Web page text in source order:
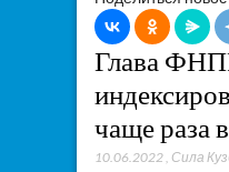
Глава
чаще раза
10.06.2022, Сила